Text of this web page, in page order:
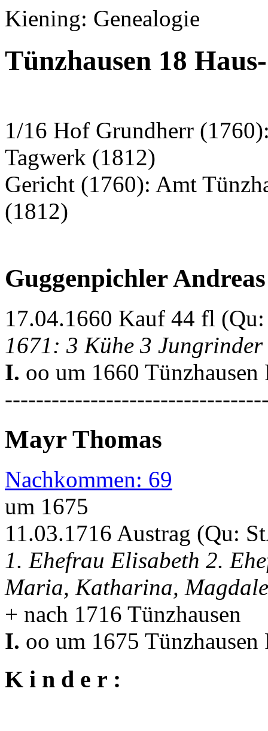
Kiening: Genealogie
Tünzhausen 18
1/16 Hof Grundherr
Tagwerk (1812)
Gericht (1760): Amt
(1812)
Guggenpichler Andreas
17.04.1660 Kauf 44 fl
1671: 3 Kühe 3
I. oo um 1660
Mayr Thomas
Nachkommen: 69
um 1675
11.03.1716 Austrag (Qu:
1. Ehefrau Elisabeth 2.
Maria, Katharina,
+ nach 1716 Tünzhausen
I. oo um 1675
K i n d e r :